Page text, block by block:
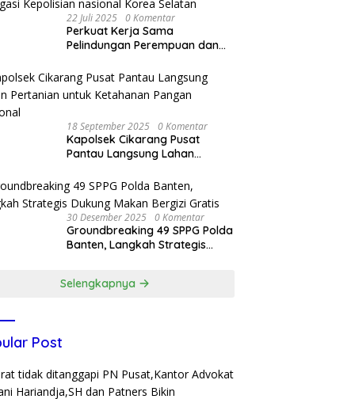
22 Juli 2025 0 Komentar
Perkuat Kerja Sama
Pelindungan Perempuan dan
Kunjungan Delegasi Kepolisian
nasional Korea Selatan
18 September 2025 0 Komentar
Kapolsek Cikarang Pusat
Pantau Langsung Lahan
Pangan Nasional
30 Desember 2025 0 Komentar
Groundbreaking 49 SPPG Polda
Banten, Langkah Strategis
Selengkapnya
Post